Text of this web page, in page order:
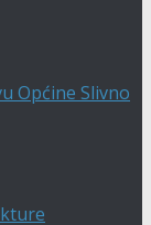
Općine Slivno